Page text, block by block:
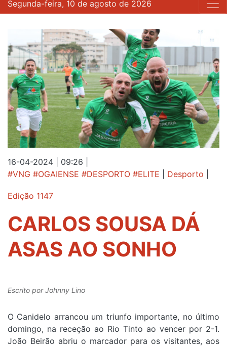
Segunda-feira, 10 de agosto de 2026
16-04-2024 | 09:26
#VNG #OGAIENSE #DESPORTO #ELITE
Desporto
Edição 1147
CARLOS SOUSA DÁ
ASAS AO SONHO
Escrito porJohnny Lino
O Canidelo arrancou um triunfo importante, no último
domingo, na receção ao Rio Tinto ao vencer por 2-1.
João Beirão abriu o marcador para os visitantes, aos